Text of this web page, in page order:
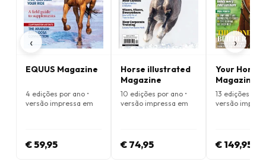
‹
EQUUS Magazine
4 edições por ano •
versão impressa em
€ 59,95
Horse illustrated
Magazine
10 edições por ano •
versão impressa em
€ 74,95
Your Horse
Magazine
13 edições por
versão
€ 149,95
›